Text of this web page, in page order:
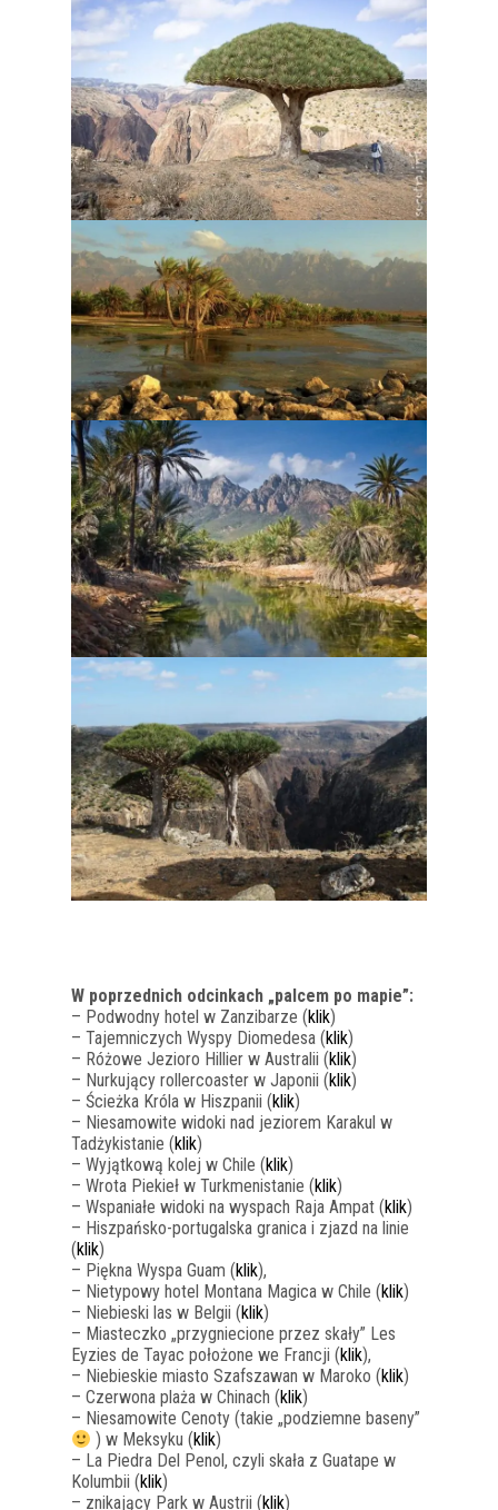
W poprzednich odcinkach „palcem po mapie”:
– Podwodny hotel w Zanzibarze (klik)
– Tajemniczych Wyspy Diomedesa (klik)
– Różowe Jezioro Hillier w Australii (klik)
– Nurkujący rollercoaster w Japonii (klik)
– Ścieżka Króla w Hiszpanii (klik)
– Niesamowite widoki nad jeziorem Karakul w
Tadżykistanie (klik)
– Wyjątkową kolej w Chile (klik)
– Wrota Piekieł w Turkmenistanie (klik)
– Wspaniałe widoki na wyspach Raja Ampat (klik)
– Hiszpańsko-portugalska granica i zjazd na linie
(klik)
– Piękna Wyspa Guam (klik),
– Nietypowy hotel Montana Magica w Chile (klik)
– Niebieski las w Belgii (klik)
– Miasteczko „przygniecione przez skały” Les
Eyzies de Tayac położone we Francji (klik),
– Niebieskie miasto Szafszawan w Maroko (klik)
– Czerwona plaża w Chinach (klik)
– Niesamowite Cenoty (takie „podziemne baseny”
) w Meksyku (klik)
– La Piedra Del Penol, czyli skała z Guatape w
Kolumbii (klik)
– znikający Park w Austrii (klik)